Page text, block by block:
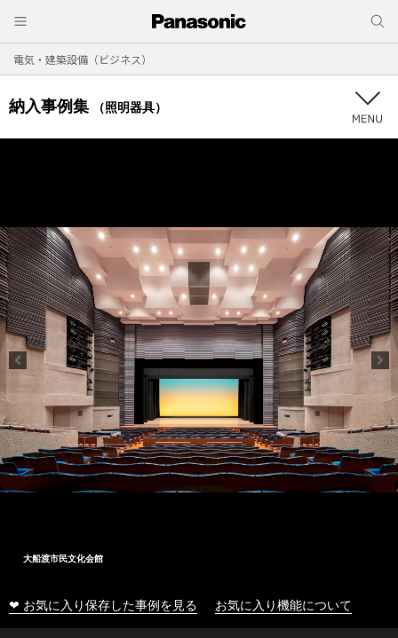
電気・建築設備（ビジネス）
納入事例集 （照明器具）
大船渡市民文化会館
❤ お気に入り保存した事例を見る お気に入り機能について